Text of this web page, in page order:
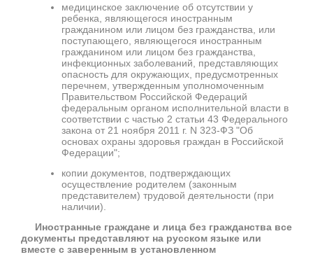
медицинское заключение об отсутствии у
ребенка, являющегося иностранным
гражданином или лицом без гражданства, или
поступающего, являющегося иностранным
гражданином или лицом без гражданства,
инфекционных заболеваний, представляющих
опасность для окружающих, предусмотренных
перечнем, утвержденным уполномоченным
Правительством Российской Федераций
федеральным органом исполнительной власти в
соответствии с частью 2 статьи 43 Федерального
закона от 21 ноября 2011 г. N 323-ФЗ "Об
основах охраны здоровья граждан в Российской
Федерации";
копии документов, подтверждающих
осуществление родителем (законным
представителем) трудовой деятельности (при
наличии).
Иностранные граждане и лица без гражданства все
документы представляют на русском языке или
вместе с заверенным в установленном